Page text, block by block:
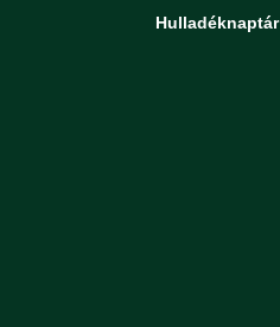
Hulladéknaptár